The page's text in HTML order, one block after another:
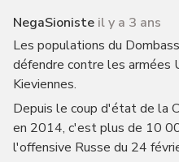
NegaSioniste il y a 3 ans
Les populations du
défendre contre les armées
Kieviennes.
Depuis le coup d'état de la
en 2014, c'est plus de 10
l'offensive Russe du 24